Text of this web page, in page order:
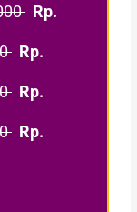
Rp.
Rp.
Rp.
Rp.